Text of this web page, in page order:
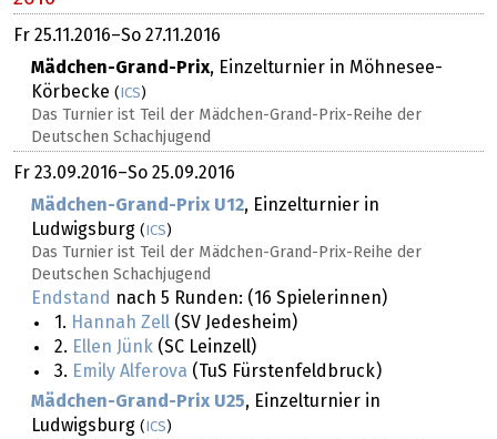
Fr 25.11.2016–So 27.11.2016
Mädchen-Grand-Prix, Einzelturnier in Möhnesee-
Körbecke ( ICS)
Das Turnier ist Teil der Mädchen-Grand-Prix-Reihe der
Deutschen Schachjugend
Fr 23.09.2016–So 25.09.2016
Mädchen-Grand-Prix U12, Einzelturnier in
Ludwigsburg ( ICS)
Das Turnier ist Teil der Mädchen-Grand-Prix-Reihe der
Deutschen Schachjugend
Endstand nach 5 Runden: (16 Spielerinnen)
1. Hannah Zell(SV Jedesheim)
2. Ellen Jünk (SC Leinzell)
3. Emily Alferova (TuS Fürstenfeldbruck)
Mädchen-Grand-Prix U25, Einzelturnier in
Ludwigsburg ( ICS)